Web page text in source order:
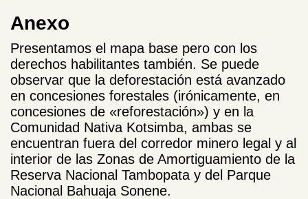
Anexo
Presentamos el mapa base pero con los
derechos habilitantes también. Se puede
observar que la deforestación está avanzado
en concesiones forestales (irónicamente, en
concesiones de «reforestación») y en la
Comunidad Nativa Kotsimba, ambas se
encuentran fuera del corredor minero legal y al
interior de las Zonas de Amortiguamiento de la
Reserva Nacional Tambopata y del Parque
Nacional Bahuaja Sonene.